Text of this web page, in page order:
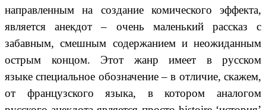
направленным на создание комического эффекта,
являетсяанекдот – очень маленький рассказ с
забавным, смешным содержанием и неожиданным
острым концом. Этот жанр имеет в русском
языке специальное обозначение – в отличие, скажем,
от французского языка, в котором аналогом